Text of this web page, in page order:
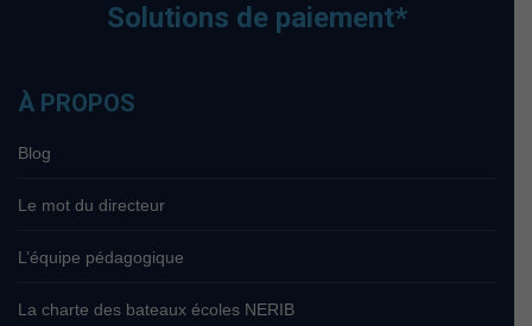
Solutions de paiement*
À PROPOS
Blog
Le mot du directeur
L’équipe pédagogique
La charte des bateaux écoles NERIB